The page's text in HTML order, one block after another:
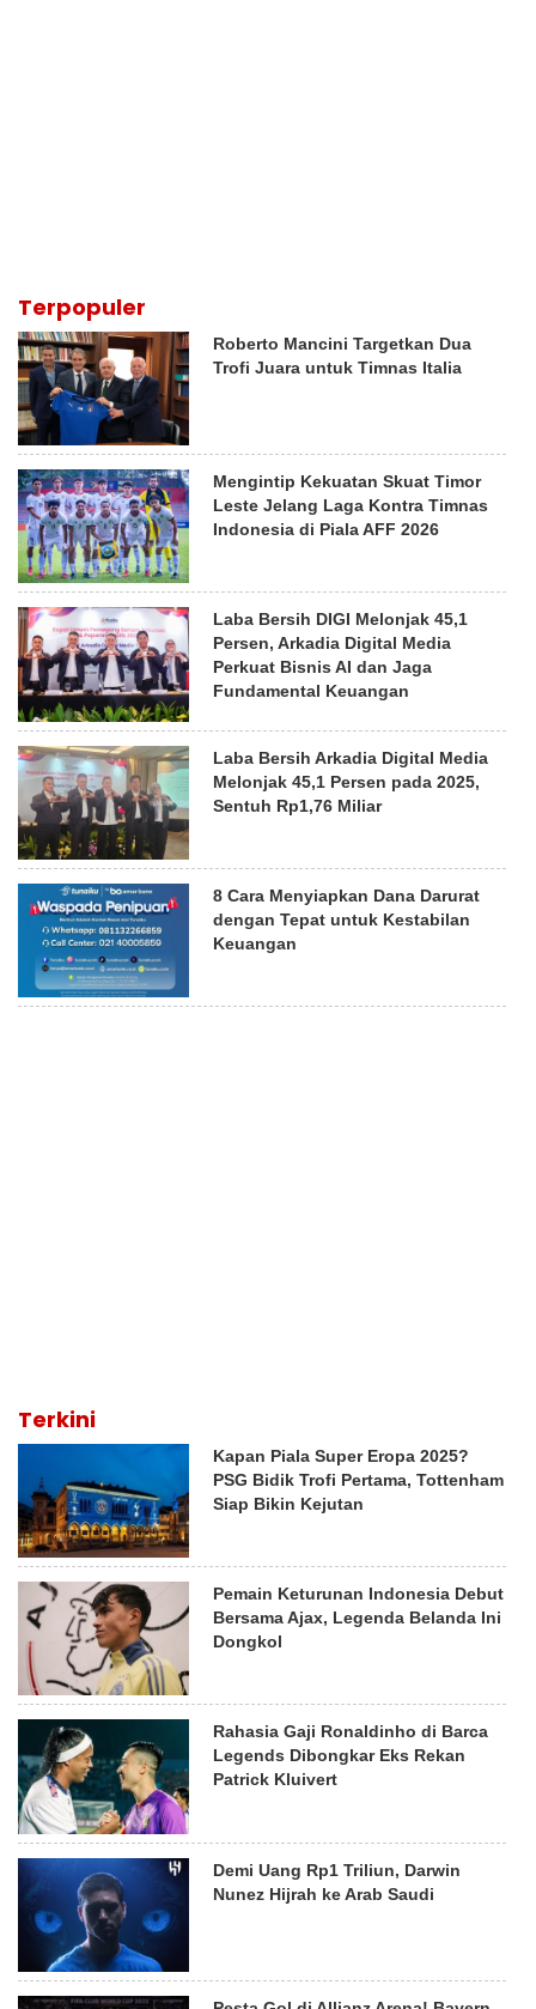
Terpopuler
Roberto Mancini Targetkan Dua
Trofi Juara untuk Timnas Italia
Mengintip Kekuatan Skuat Timor
Leste Jelang Laga Kontra Timnas
Indonesia di Piala AFF 2026
Laba Bersih DIGI Melonjak 45,1
Persen, Arkadia Digital Media
Perkuat Bisnis AI dan Jaga
Fundamental Keuangan
Laba Bersih Arkadia Digital Media
Melonjak 45,1 Persen pada 2025,
Sentuh Rp1,76 Miliar
8 Cara Menyiapkan Dana Darurat
dengan Tepat untuk Kestabilan
Keuangan
Terkini
Kapan Piala Super Eropa 2025?
PSG Bidik Trofi Pertama, Tottenham
Siap Bikin Kejutan
Pemain Keturunan Indonesia Debut
Bersama Ajax, Legenda Belanda Ini
Dongkol
Rahasia Gaji Ronaldinho di Barca
Legends Dibongkar Eks Rekan
Patrick Kluivert
Demi Uang Rp1 Triliun, Darwin
Nunez Hijrah ke Arab Saudi